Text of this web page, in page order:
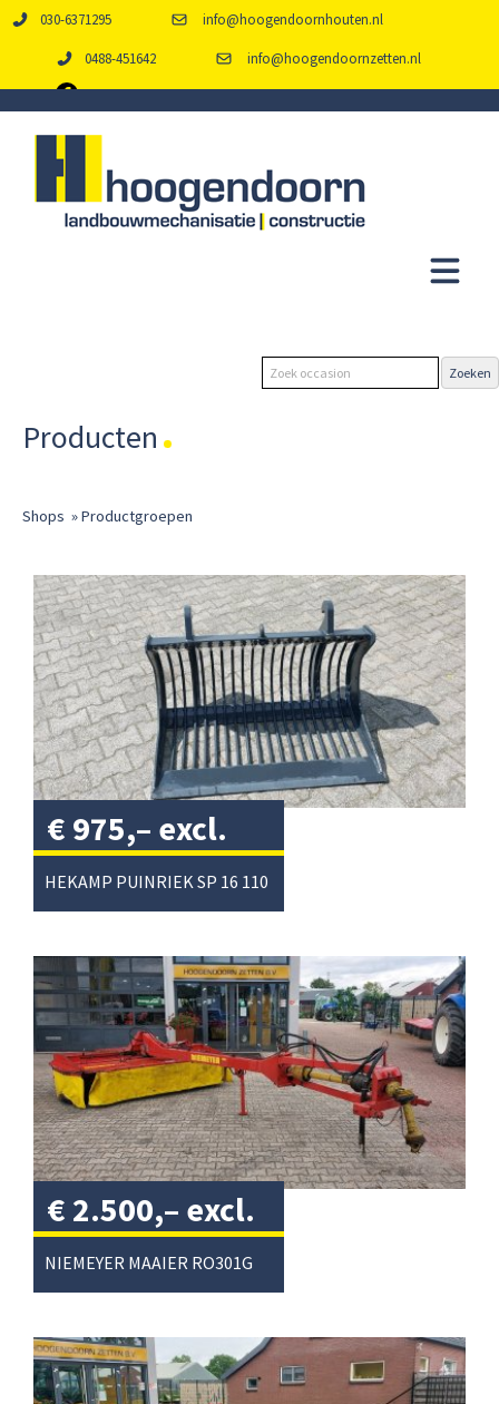
030-6371295 info@hoogendoornhouten.nl
0488-451642 info@hoogendoornzetten.nl
Producten
Shops »Productgroepen
HEKAMP PUINRIEK SP 16 110
€ 975,– excl.
btw/
NIEMEYER MAAIER RO301G
€ 2.500,– excl.
btw/